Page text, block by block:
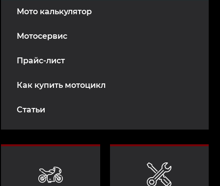
Мото калькулятор
Мотосервис
Прайс-лист
Как купить мотоцикл
Статьи